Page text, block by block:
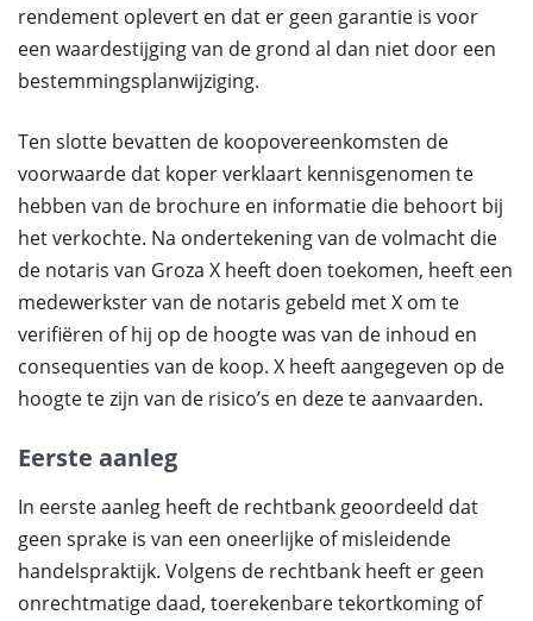
rendement oplevert en dat er geen garantie is voor
een waardestijging van de grond al dan niet door een
bestemmingsplanwijziging.
Ten slotte bevatten de koopovereenkomsten de
voorwaarde dat koper verklaart kennisgenomen te
hebben van de brochure en informatie die behoort bij
het verkochte. Na ondertekening van de volmacht die
de notaris van Groza X heeft doen toekomen, heeft een
medewerkster van de notaris gebeld met X om te
verifiëren of hij op de hoogte was van de inhoud en
consequenties van de koop. X heeft aangegeven op de
hoogte te zijn van de risico’s en deze te aanvaarden.
Eerste aanleg
In eerste aanleg heeft de rechtbank geoordeeld dat
geen sprake is van een oneerlijke of misleidende
handelspraktijk. Volgens de rechtbank heeft er geen
onrechtmatige daad, toerekenbare tekortkoming of